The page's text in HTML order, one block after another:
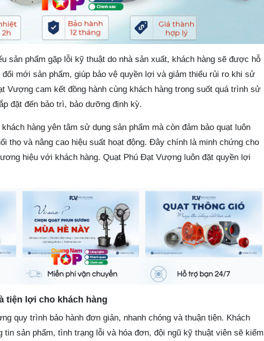
sản phẩm gặp lỗi kỹ thuật do nhà sản xuất, khách hàng sẽ được hỗ
mới sản phẩm, giúp bảo vệ quyền lợi và giảm thiểu rủi ro khi sử
Vượng cam kết đồng hành cùng khách hàng trong suốt quá trình sử
đặt đến bảo trì, bảo dưỡng định kỳ.
hàng yên tâm sử dụng sản phẩm mà còn đảm bảo quạt luôn
thọ và nâng cao hiệu suất hoạt động. Đây chính là minh chứng cho
hiệu với khách hàng. Quạt Phú Đạt Vượng luôn đặt quyền lợi
tiện lợi cho khách hàng
quy trình bảo hành đơn giản, nhanh chóng và thuận tiện. Khách
tin sản phẩm, tình trạng lỗi và hóa đơn, đội ngũ kỹ thuật viên sẽ kiểm